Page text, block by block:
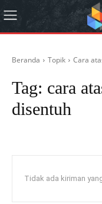
Beranda Topik Cara
Tag: cara
disentuh
Tidak ada kiriman